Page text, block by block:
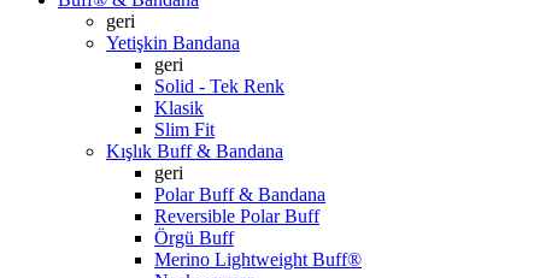
geri
Yetişkin Bandana
geri
Solid - Tek Renk
Klasik
Slim Fit
Kışlık Buff & Bandana
geri
Polar Buff & Bandana
Reversible Polar Buff
Örgü Buff
Merino Lightweight Buff®